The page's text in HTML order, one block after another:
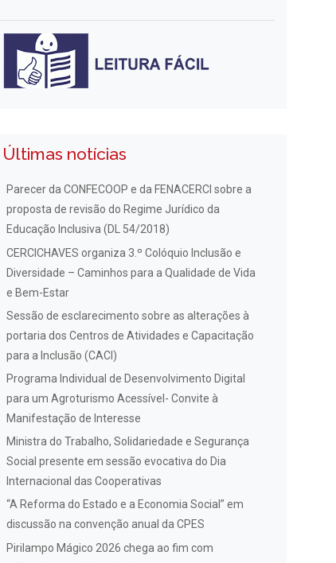
Últimas notícias
Parecer da CONFECOOP e da FENACERCI sobre a
proposta de revisão do Regime Jurídico da
Educação Inclusiva (DL 54/2018)
CERCICHAVES organiza 3.º Colóquio Inclusão e
Diversidade – Caminhos para a Qualidade de Vida
e Bem-Estar
Sessão de esclarecimento sobre as alterações à
portaria dos Centros de Atividades e Capacitação
para a Inclusão (CACI)
Programa Individual de Desenvolvimento Digital
para um Agroturismo Acessível- Convite à
Manifestação de Interesse
Ministra do Trabalho, Solidariedade e Segurança
Social presente em sessão evocativa do Dia
Internacional das Cooperativas
“A Reforma do Estado e a Economia Social” em
discussão na convenção anual da CPES
Pirilampo Mágico 2026 chega ao fim com